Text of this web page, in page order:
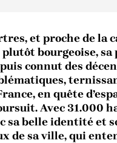
et proche de la
bourgeoise,
connut des
en quête
Avec 31.000
belle identité et
de sa ville, qui